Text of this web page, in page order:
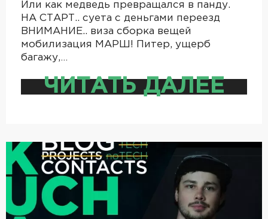
Или как медведь превращался в панду.
НА СТАРТ.. суета с деньгами переезд
ВНИМАНИЕ.. виза сборка вещей
мобилизация МАРШ! Питер, ущерб
багажу,…
ЧИТАТЬ ДАЛЕЕ